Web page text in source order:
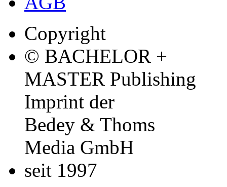
Copyright
© BACHELOR +
MASTER Publishing
Imprint der
Bedey & Thoms
Media GmbH
seit 1997